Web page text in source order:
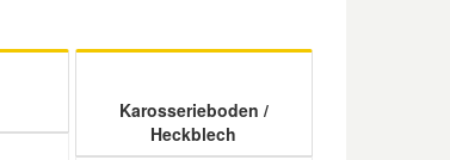
Karosserieboden /
Heckblech